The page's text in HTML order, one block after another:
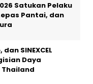
Satukan Pelaku
Pantai, dan
SINEXCEL
Daya